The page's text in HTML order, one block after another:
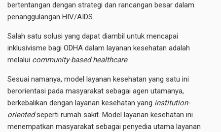
bertentangan dengan strategi dan rancangan besar dalam
penanggulangan HIV/AIDS.
Salah satu solusi yang dapat diambil untuk mencapai
inklusivisme bagi ODHA dalam layanan kesehatan adalah
melalui community-based healthcare.
Sesuai namanya, model layanan kesehatan yang satu ini
berorientasi pada masyarakat sebagai agen utamanya,
berkebalikan dengan layanan kesehatan yang institution-
orientedseperti rumah sakit. Model layanan kesehatan ini
menempatkan masyarakat sebagai penyedia utama layanan